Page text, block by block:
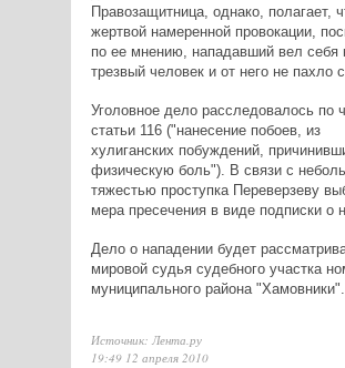
Правозащитница, однако, полагает,
жертвой намеренной провокации,
по ее мнению, нападавший вел себя
трезвый человек и от него не пахло
Уголовное дело расследовалось по
статьи 116 ("нанесение побоев, из
хулиганских побуждений,
физическую боль"). В связи с
тяжестью проступка Переверзеву
мера пресечения в виде подписки о
Дело о нападении будет
мировой судья судебного участка
муниципального района "Хамовники".
Источник: Лента.ру
19:49 12 апреля 2010